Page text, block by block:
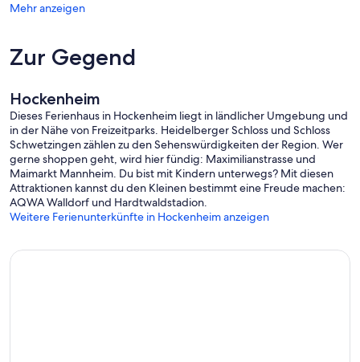
Aufenthalt.
Wandfarben und Haushaltsgeräte entsprechen möglicherweise
nicht immer dem, was Sie beim Check-in sehen können. Die Fotos
Mehr anzeigen
Zur Gegend
Hockenheim
Dieses Ferienhaus in Hockenheim liegt in ländlicher Umgebung und
in der Nähe von Freizeitparks. Heidelberger Schloss und Schloss
Schwetzingen zählen zu den Sehenswürdigkeiten der Region. Wer
gerne shoppen geht, wird hier fündig: Maximilianstrasse und
Maimarkt Mannheim. Du bist mit Kindern unterwegs? Mit diesen
Attraktionen kannst du den Kleinen bestimmt eine Freude machen:
AQWA Walldorf und Hardtwaldstadion.
Weitere Ferienunterkünfte in Hockenheim anzeigen